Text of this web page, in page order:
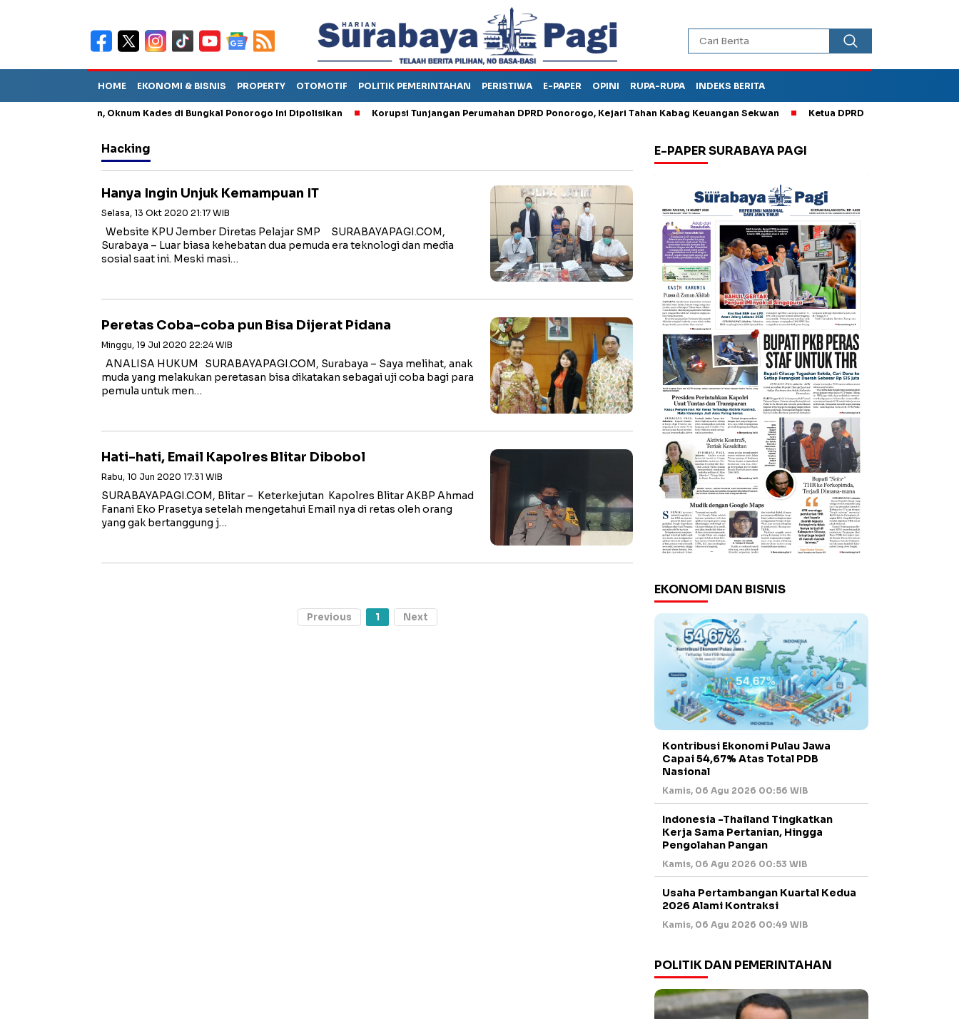
HOME EKONOMI & BISNIS PROPERTY OTOMOTIF POLITIK PEMERINTAHAN PERISTIWA E-PAPER OPINI RUPA-RUPA INDEKS BERITA
Penganiayaan, Oknum Kades di Bungkal Ponorogo Ini Dipolisikan Korupsi Tunjangan Perumahan DPRD Ponorogo, Kejari Tahan Kabag Keuangan Sekwan Ketua DPRD Kota Madiun Sebut TPA
Hacking
Hanya Ingin Unjuk Kemampuan IT
Selasa, 13 Okt 2020 21:17 WIB
Website KPU Jember Diretas Pelajar SMP SURABAYAPAGI.COM,
Surabaya – Luar biasa kehebatan dua pemuda era teknologi dan media
sosial saat ini. Meski masi…
Peretas Coba-coba pun Bisa Dijerat Pidana
Minggu, 19 Jul 2020 22:24 WIB
ANALISA HUKUM SURABAYAPAGI.COM, Surabaya – Saya melihat, anak
muda yang melakukan peretasan bisa dikatakan sebagai uji coba bagi para
pemula untuk men…
Hati-hati, Email Kapolres Blitar Dibobol
Rabu, 10 Jun 2020 17:31 WIB
SURABAYAPAGI.COM, Blitar – Keterkejutan Kapolres Blitar AKBP Ahmad
Fanani Eko Prasetya setelah mengetahui Email nya di retas oleh orang
yang gak bertanggung j…
Previous 1 Next
E-PAPER SURABAYA PAGI
EKONOMI DAN BISNIS
Kontribusi Ekonomi Pulau Jawa
Capai 54,67% Atas Total PDB
Nasional
Kamis, 06 Agu 2026 00:56 WIB
Indonesia -Thailand Tingkatkan
Kerja Sama Pertanian, Hingga
Pengolahan Pangan
Kamis, 06 Agu 2026 00:53 WIB
Usaha Pertambangan Kuartal Kedua
2026 Alami Kontraksi
Kamis, 06 Agu 2026 00:49 WIB
POLITIK DAN PEMERINTAHAN